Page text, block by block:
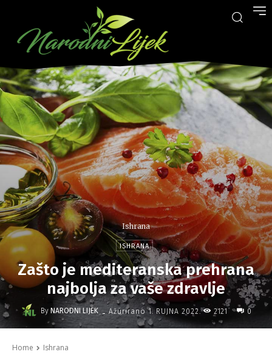
Ishrana
ISHRANA
Zašto je mediteranska prehrana
najbolja za vaše zdravlje
By NARODNI LIJEK - Ažurirano 1. RUJNA 2022. 2121 0
Home Ishrana